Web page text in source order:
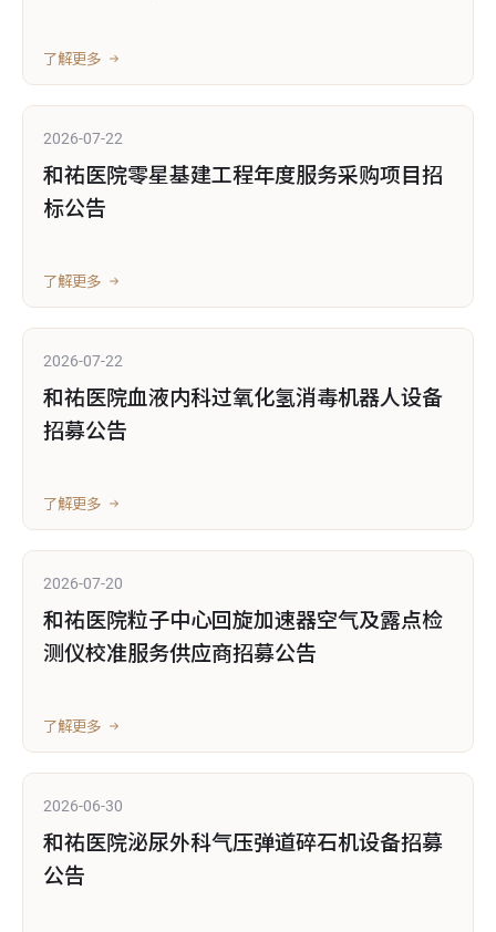
了解更多
2026-07-22
和祐医院零星基建工程年度服务采购项目招
标公告
了解更多
2026-07-22
和祐医院血液内科过氧化氢消毒机器人设备
招募公告
了解更多
2026-07-20
和祐医院粒子中心回旋加速器空气及露点检
测仪校准服务供应商招募公告
了解更多
2026-06-30
和祐医院泌尿外科气压弹道碎石机设备招募
公告